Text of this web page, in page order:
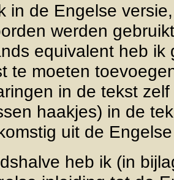
in de Engelse
werden
equivalent heb
te moeten
in de tekst
haakjes) in de
uit de
heb ik (in